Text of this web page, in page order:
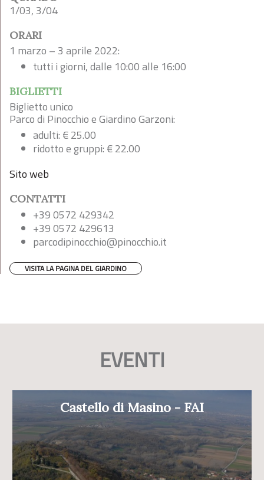
1/03, 3/04
ORARI
1 marzo – 3 aprile 2022:
tutti i giorni, dalle 10:00 alle 16:00
BIGLIETTI
Biglietto unico
Parco di Pinocchio e Giardino Garzoni:
adulti: € 25.00
ridotto e gruppi: € 22.00
Sito web
CONTATTI
+39 0572 429342
+39 0572 429613
parcodipinocchio@pinocchio.it
VISITA LA PAGINA DEL GIARDINO
EVENTI
Castello di Masino - FAI